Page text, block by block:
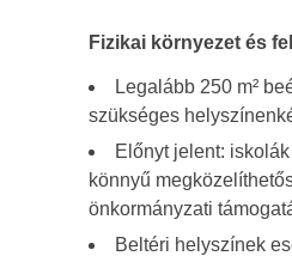
Fizikai környezet és
Legalább 250 m²
szükséges
Előnyt jelent:
könnyű
önkormányzati
Beltéri helyszínek